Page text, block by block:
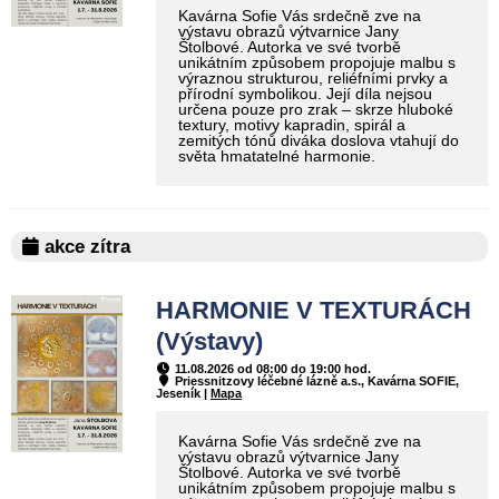
Kavárna Sofie Vás srdečně zve na
výstavu obrazů výtvarnice Jany
Štolbové. Autorka ve své tvorbě
unikátním způsobem propojuje malbu s
výraznou strukturou, reliéfními prvky a
přírodní symbolikou. Její díla nejsou
určena pouze pro zrak – skrze hluboké
textury, motivy kapradin, spirál a
zemitých tónů diváka doslova vtahují do
světa hmatatelné harmonie.
akce zítra
HARMONIE V TEXTURÁCH
(Výstavy)
11.08.2026 od 08:00 do 19:00 hod.
Priessnitzovy léčebné lázně a.s., Kavárna SOFIE,
Jeseník | Mapa
Kavárna Sofie Vás srdečně zve na
výstavu obrazů výtvarnice Jany
Štolbové. Autorka ve své tvorbě
unikátním způsobem propojuje malbu s